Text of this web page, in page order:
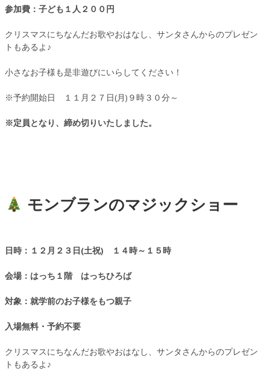
参加費：子ども１人２００円
クリスマスにちなんだお歌やおはなし、サンタさんからのプレゼン
トもあるよ♪
小さなお子様も是非遊びにいらしてください！
※予約開始日 １１月２７日(月)９時３０分～
※定員となり、締め切りいたしました。
モンブランのマジックショー
日時：１２月２３ 日(土祝) １４時～１５時
会場：はっち１階 はっちひろば
対象：就学前のお子様をもつ親子
入場無料・予約不要
クリスマスにちなんだお歌やおはなし、サンタさんからのプレゼン
トもあるよ♪